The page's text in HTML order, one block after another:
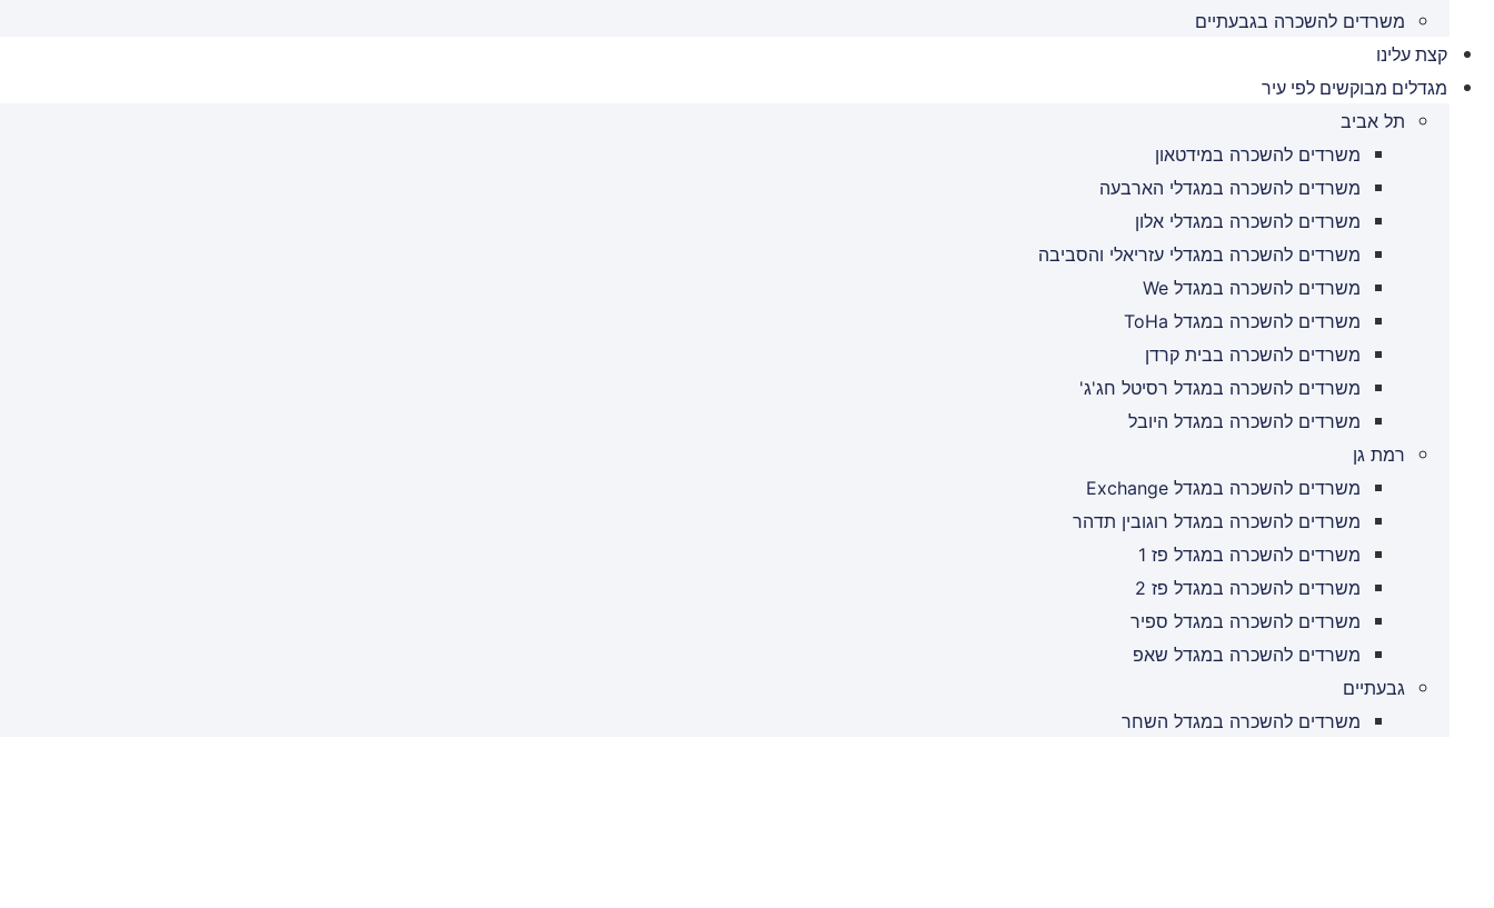
משרדים להשכרה בגבעתיים
קצת עלינו
מגדלים מבוקשים לפי עיר
תל אביב
משרדים להשכרה במידטאון
משרדים להשכרה במגדלי הארבעה
משרדים להשכרה במגדלי אלון
משרדים להשכרה במגדלי עזריאלי והסביבה
משרדים להשכרה במגדל We
משרדים להשכרה במגדל ToHa
משרדים להשכרה בבית קרדן
משרדים להשכרה במגדל רסיטל חג'ג'
משרדים להשכרה במגדל היובל
רמת גן
משרדים להשכרה במגדל Exchange
משרדים להשכרה במגדל רוגובין תדהר
משרדים להשכרה במגדל פז 1
משרדים להשכרה במגדל פז 2
משרדים להשכרה במגדל ספיר
משרדים להשכרה במגדל שאפ
גבעתיים
משרדים להשכרה במגדל השחר